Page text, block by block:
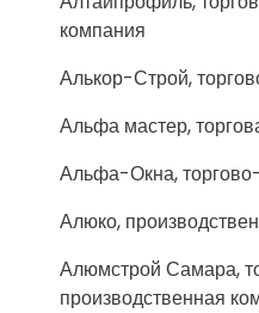
компания
Алькор-Строй,
Альфа мастер,
Альфа-Окна,
Алюко,
Алюмстрой Самара,
производственная